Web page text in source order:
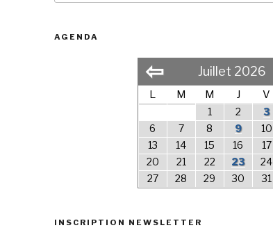
AGENDA
⇦ Juillet 2026
L M M J V
1 2 3
6
7 8 9 10
13
14 15 16 17
20
21 22 23 24
27
28 29 30 31
INSCRIPTION NEWSLETTER